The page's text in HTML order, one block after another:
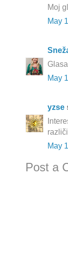
Moj
May
May
yzse
May
Post a